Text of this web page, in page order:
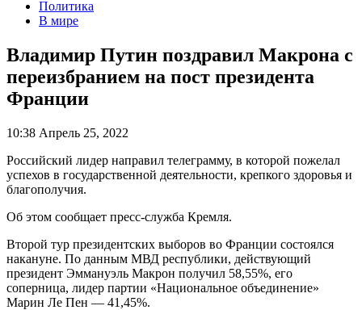
Политика
В мире
Владимир Путин поздравил Макрона с
переизбранием на пост президента
Франции
10:38 Апрель 25, 2022
Российский лидер направил телеграмму, в которой пожелал
успехов в государственной деятельности, крепкого здоровья и
благополучия.
Об этом сообщает пресс-служба Кремля.
Второй тур президентских выборов во Франции состоялся
накануне. По данным МВД республики, действующий
президент Эммануэль Макрон получил 58,55%, его
соперница, лидер партии «Национальное объединение»
Марин Ле Пен — 41,45%.